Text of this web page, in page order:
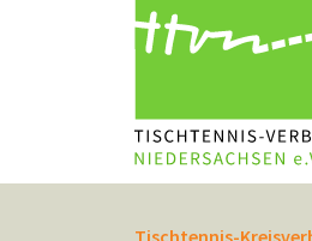
Tischtennis-